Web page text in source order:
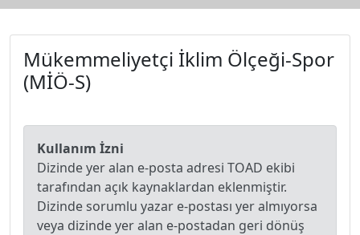
Mükemmeliyetçi İklim Ölçeği-Spor
(MİÖ-S)
Kullanım İzni
Dizinde yer alan e-posta adresi TOAD ekibi
tarafından açık kaynaklardan eklenmiştir.
Dizinde sorumlu yazar e-postası yer almıyorsa
veya dizinde yer alan e-postadan geri dönüş